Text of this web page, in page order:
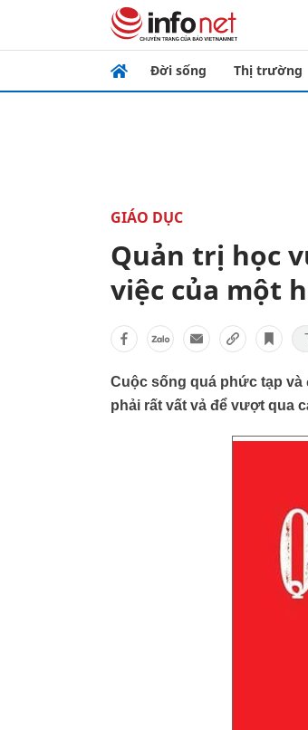
Đời sống Thị trường
GIÁO DỤC
Quản trị học
việc của một
Cuộc sống quá phức tạp và
phải rất vất vả để vượt qua